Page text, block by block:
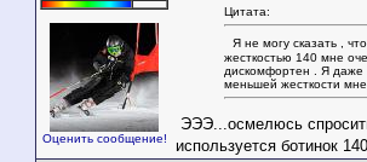
Оценить сообщение!
Цитата:
Я не могу сказать ,
жесткостью 140 мне
дискомфортен . Я даже
меньшей жесткости
ЭЭЭ...осмелюсь
используется ботинок